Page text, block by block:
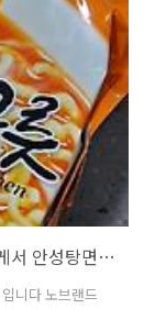
되었어요 내 가
저도 또 사 온
라면 한그릇 -노브랜드 저렴한 라면 ...너에게서 안성탕면을 느꼈어.
니다 노브랜드